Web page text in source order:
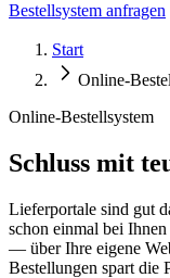
Bestellsystem anfragen
Start
Online-
Online-Bestellsystem
Schluss mit
Lieferportale sind gut
schon einmal bei
— über Ihre eigene
Bestellungen spart die